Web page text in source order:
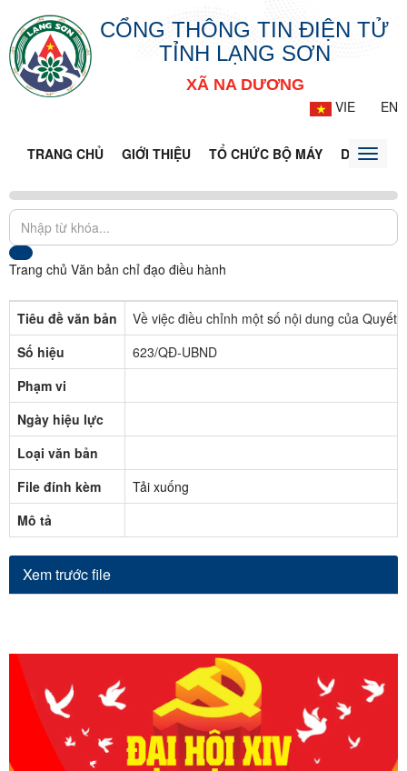
CỔNG THÔNG TIN ĐIỆN TỬ
TỈNH LẠNG SƠN
XÃ NA DƯƠNG
VIE
EN
TRANG CHỦ GIỚI THIỆU TỔ CHỨC BỘ MÁY DOANH
Toggle
Trang chủ Văn bản chỉ đạo điều hành
Tiêu đề văn bản
Về việc điều chỉnh một số nội dung của Quyết
Số hiệu
623/QĐ-UBND
Phạm vi
Ngày hiệu lực
Loại văn bản
File đính kèm
Tải xuống
Mô tả
Xem trước file